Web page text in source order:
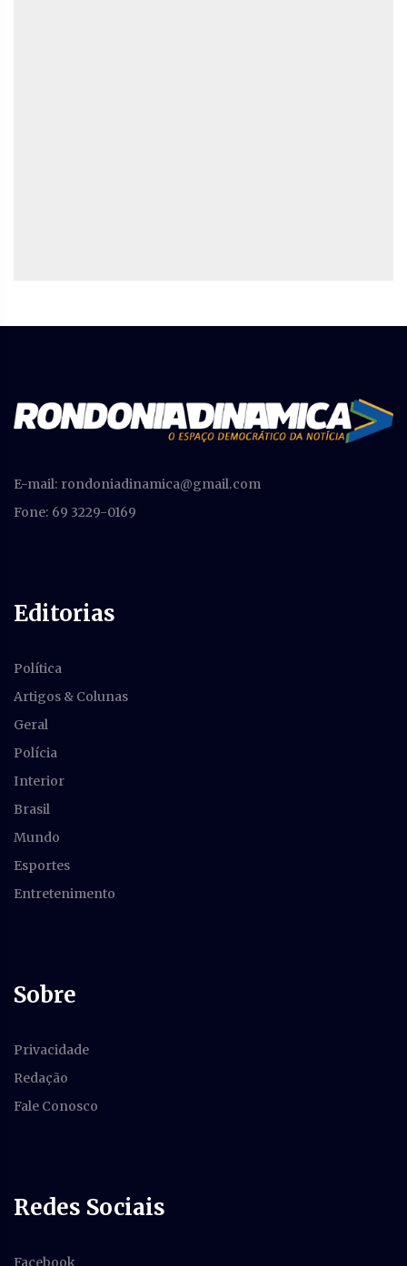
E-mail: rondoniadinamica@gmail.com
Fone: 69 3229-0169
Editorias
Política
Artigos & Colunas
Geral
Polícia
Interior
Brasil
Mundo
Esportes
Entretenimento
Sobre
Privacidade
Redação
Fale Conosco
Redes Sociais
Facebook